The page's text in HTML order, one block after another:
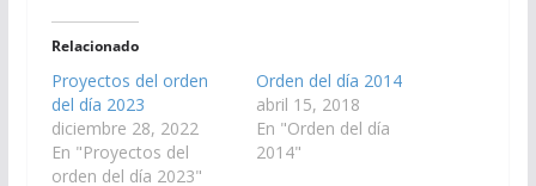
Relacionado
Proyectos del orden
del día 2023
diciembre 28, 2022
En "Proyectos del
orden del día 2023"
Orden del día 2014
abril 15, 2018
En "Orden del día
2014"